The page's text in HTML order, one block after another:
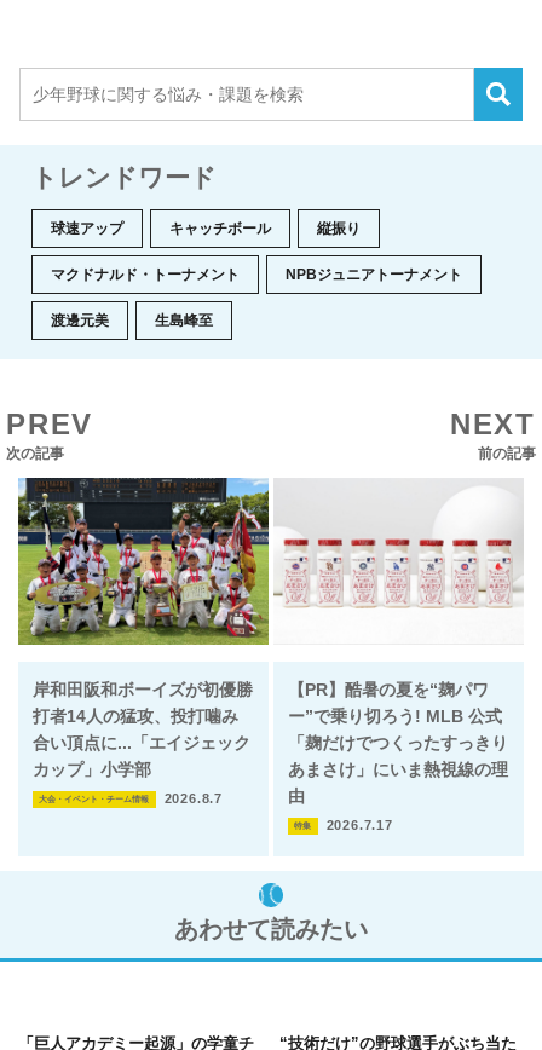
トレンドワード
球速アップ キャッチボール 縦振り
マクドナルド・トーナメント NPBジュニアトーナメント
渡邊元美 生島峰至
PREV
次の記事
NEXT
前の記事
岸和田阪和ボーイズが初優勝
打者14人の猛攻、投打噛み
合い頂点に...「エイジェック
カップ」小学部
大会・イベント・チーム情報 2026.8.7
【PR】酷暑の夏を“麹パワ
ー”で乗り切ろう! MLB 公式
「麹だけでつくったすっきり
あまさけ」にいま熱視線の理
由
特集 2026.7.17
あわせて読みたい
「巨人アカデミー起源」の学童チ
“技術だけ”の野球選手がぶち当た